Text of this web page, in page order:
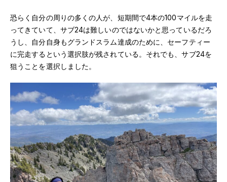
恐らく自分の周りの多くの人が、短期間で4本の100マイルを走
ってきていて、サブ24は難しいのではないかと思っているだろ
うし、自分自身もグランドスラム達成のために、セーフティー
に完走するという選択肢が残されている。それでも、サブ24を
狙うことを選択しました。